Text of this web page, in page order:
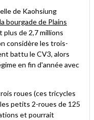
de Kaohsiung
la bourgade de Plains
plus de 2,7 millions
considère les trois-
battu le CV3, alors
en fin d'année avec
roues (ces tricycles
petits 2-roues de 125
et pourrait